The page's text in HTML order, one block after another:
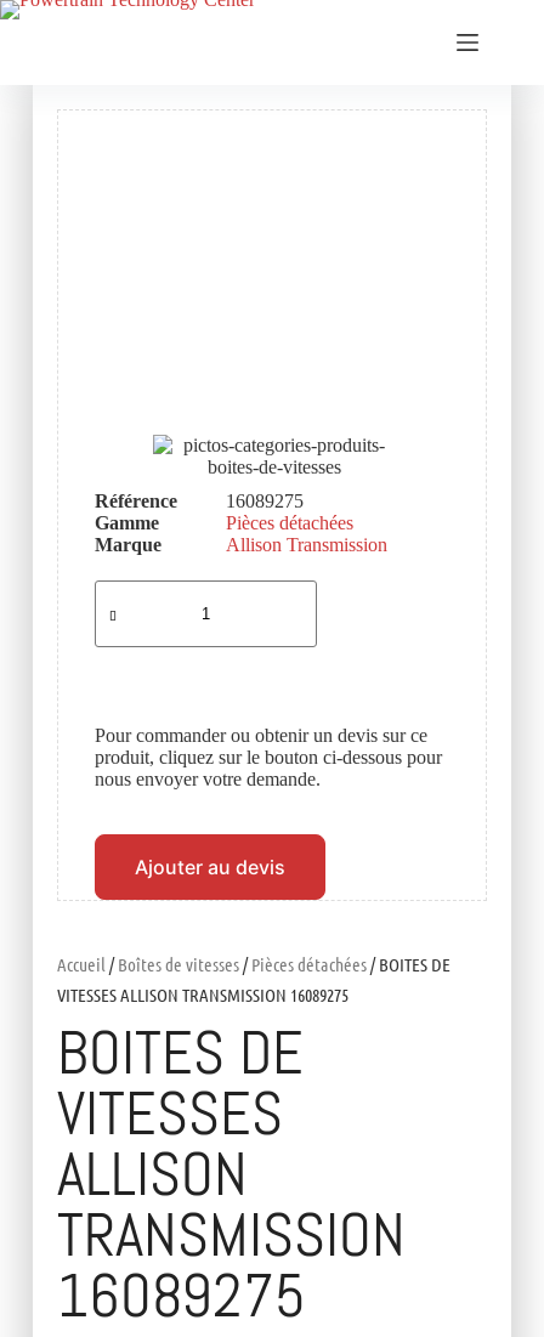
Accueil /Boîtes de vitesses/Pièces détachées/ BOITES DE
VITESSES ALLISON TRANSMISSION 16089275
BOITES DE
VITESSES
ALLISON
TRANSMISSION
16089275
Référence
16089275
Gamme
Pièces détachées
Marque
Allison Transmission
Pour commander ou obtenir un devis sur ce
produit, cliquez sur le bouton ci-dessous pour
nous envoyer votre demande.
Ajouter au devis